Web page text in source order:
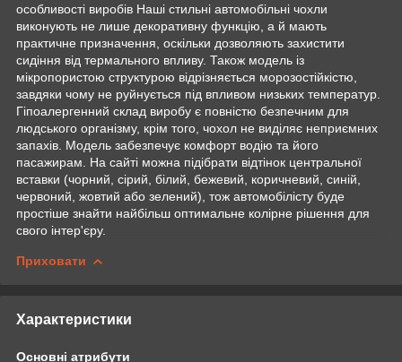
особливості виробів Наші стильні автомобільні чохли
виконують не лише декоративну функцію, а й мають
практичне призначення, оскільки дозволяють захистити
сидіння від термального впливу. Також модель із
мікропористою структурою відрізняється морозостійкістю,
завдяки чому не руйнується під впливом низьких температур.
Гіпоалергенний склад виробу є повністю безпечним для
людського організму, крім того, чохол не виділяє неприємних
запахів. Модель забезпечує комфорт водію та його
пасажирам. На сайті можна підібрати відтінок центральної
вставки (чорний, сірий, білий, бежевий, коричневий, синій,
червоний, жовтий або зелений), тож автомобілісту буде
простіше знайти найбільш оптимальне колірне рішення для
свого інтер'єру.
Приховати
Характеристики
Основні атрибути